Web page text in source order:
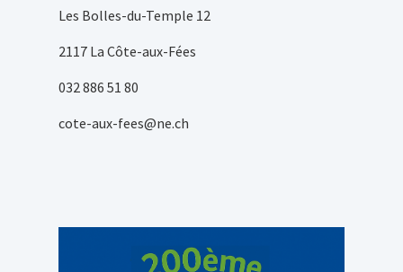
Les Bolles-du-Temple 12
2117 La Côte-aux-Fées
032 886 51 80
cote-aux-fees@ne.ch